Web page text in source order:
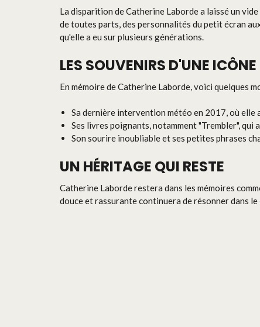
La disparition de Catherine Laborde a laissé un
de toutes parts, des personnalités du petit écran
qu'elle a eu sur plusieurs générations.
LES SOUVENIRS D'UNE ICÔNE
En mémoire de Catherine Laborde, voici quelques
Sa dernière intervention météo en 2017, où elle
Ses livres poignants, notamment "Trembler", qui
Son sourire inoubliable et ses petites phrases
UN HÉRITAGE QUI RESTE
Catherine Laborde restera dans les mémoires
douce et rassurante continuera de résonner dans